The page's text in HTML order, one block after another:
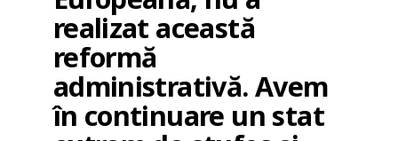
realizat această
reformă
administrativă. Avem
în continuare un stat